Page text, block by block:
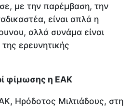
με την παρέμβαση, την
είναι απλά η
αλλά συνάμα είναι
ερευνητικής
φίμωσης η ΕΑΚ
Ηρόδοτος Μιλτιάδους, στη